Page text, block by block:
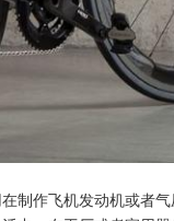
制作飞机发动机或者